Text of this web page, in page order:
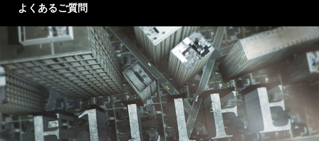
よくあるご質問